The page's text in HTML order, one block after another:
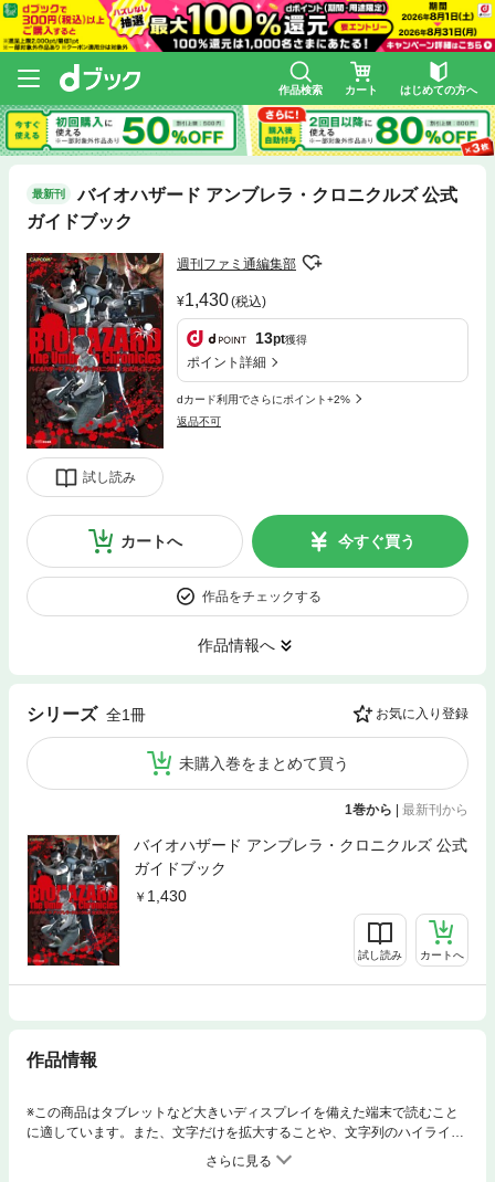
作品検索 カート はじめての方へ
最新刊
バイオハザード アンブレラ・クロニクルズ 公式
ガイドブック
試し読み
週刊ファミ通編集部
1,430(税込)
13pt獲得
ポイント詳細
dカード利用でさらにポイント+2%
返品不可
カートへ 今すぐ買う
作品をチェックする
作品情報へ
シリーズ 全1冊 お気に入り登録
未購入巻をまとめて買う
1巻から | 最新刊から
バイオハザード アンブレラ・クロニクルズ 公式
ガイドブック
1,430
試し読み カートへ
作品情報
※この商品はタブレットなど大きいディスプレイを備えた端末で読むこと
に適しています。また、文字だけを拡大することや、文字列のハイライ
ト、検索、辞書の参照、引用などの機能が使用できません。『バイオハザ
ード アンブレラ・クロニクルズ』のすべてのシナリオを完全に攻略しまし